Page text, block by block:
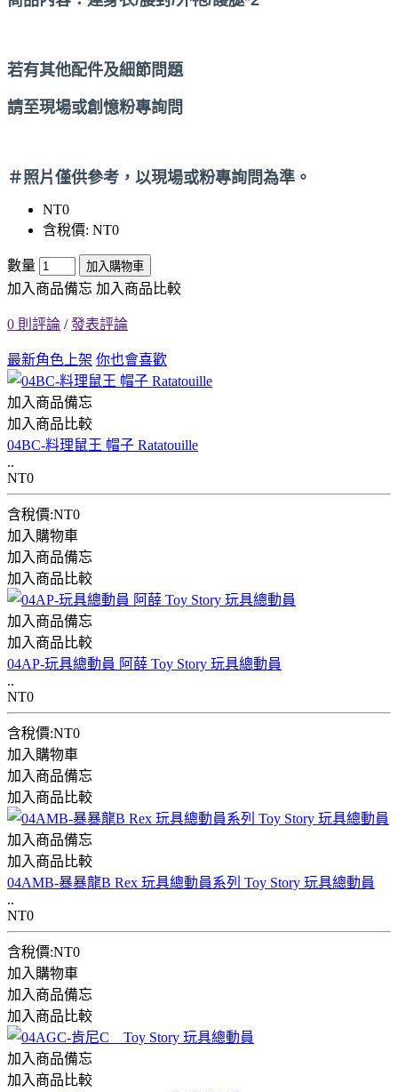
若有其他配件及細節問題
請至現場或創憶粉專詢問
＃照片僅供參考，以現場或粉專詢問為準。
NT0
含稅價: NT0
數量 加入購物車
加入商品備忘 加入商品比較
0 則評論 /發表評論
最新角色上架 你也會喜歡
加入商品備忘
加入商品比較
04BC-料理鼠王 帽子 Ratatouille
..
NT0
含稅價:NT0
加入購物車
加入商品備忘
加入商品比較
加入商品備忘
加入商品比較
04AP-玩具總動員 阿薛 Toy Story 玩具總動員
..
NT0
含稅價:NT0
加入購物車
加入商品備忘
加入商品比較
加入商品備忘
加入商品比較
04AMB-暴暴龍B Rex 玩具總動員系列 Toy Story 玩具總動員
..
NT0
含稅價:NT0
加入購物車
加入商品備忘
加入商品比較
加入商品備忘
加入商品比較